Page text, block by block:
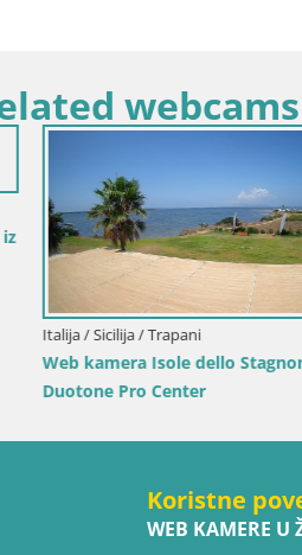
webcams
–
Italija / Sardinija /
Web kamera
– Pogled uživo na
Koristne
WEB KAMERE U